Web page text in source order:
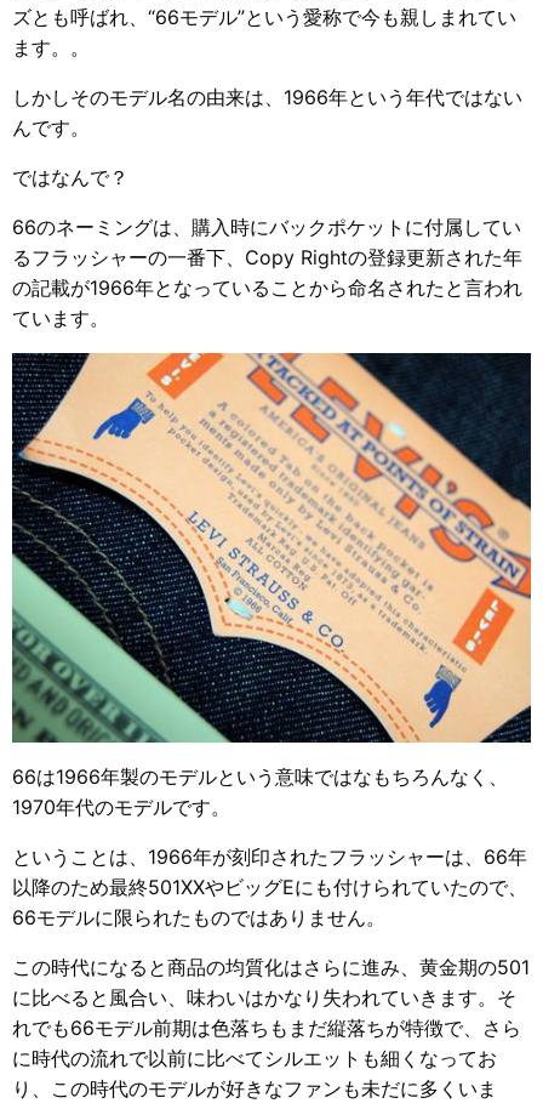
ズとも呼ばれ、“66モデル”という愛称で今も親しまれてい
ます。。
しかしそのモデル名の由来は、1966年という年代ではない
んです。
ではなんで？
66のネーミングは、購入時にバックポケットに付属してい
るフラッシャーの一番下、Copy Rightの登録更新された年
の記載が1966年となっていることから命名されたと言われ
ています。
66は1966年製のモデルという意味ではなもちろんなく、
1970年代のモデルです。
ということは、1966年が刻印されたフラッシャーは、66年
以降のため最終501XXやビッグEにも付けられていたので、
66モデルに限られたものではありません。
この時代になると商品の均質化はさらに進み、黄金期の501
に比べると風合い、味わいはかなり失われていきます。そ
れでも66モデル前期は色落ちもまだ縦落ちが特徴で、さら
に時代の流れで以前に比べてシルエットも細くなってお
り、この時代のモデルが好きなファンも未だに多くいま